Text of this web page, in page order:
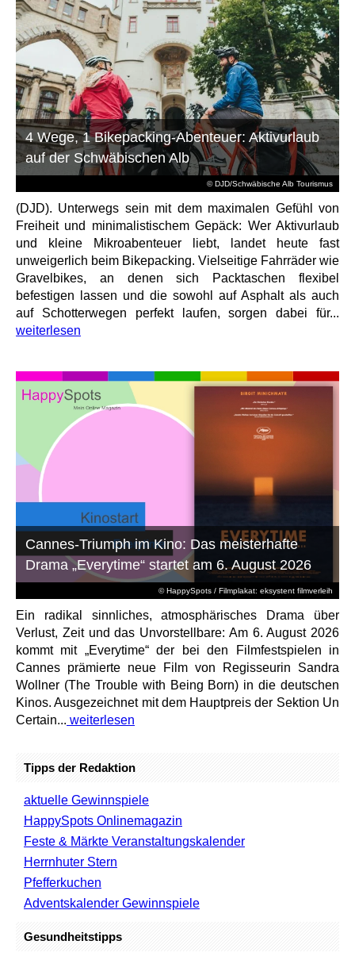
© DJD/Schwäbische Alb Tourismus
4 Wege, 1 Bikepacking-Abenteuer: Aktivurlaub
auf der Schwäbischen Alb
(DJD). Unterwegs sein mit dem maximalen Gefühl von
Freiheit und minimalistischem Gepäck: Wer Aktivurlaub
und kleine Mikroabenteuer liebt, landet heute fast
unweigerlich beim Bikepacking. Vielseitige Fahrräder wie
Gravelbikes, an denen sich Packtaschen flexibel
befestigen lassen und die sowohl auf Asphalt als auch
auf Schotterwegen perfekt laufen, sorgen dabei für...
weiterlesen
© HappySpots / Filmplakat: eksystent filmverleih
Cannes-Triumph im Kino: Das meisterhafte
Drama „Everytime“ startet am 6. August 2026
Ein radikal sinnliches, atmosphärisches Drama über
Verlust, Zeit und das Unvorstellbare: Am 6. August 2026
kommt mit „Everytime“ der bei den Filmfestspielen in
Cannes prämierte neue Film von Regisseurin Sandra
Wollner (The Trouble with Being Born) in die deutschen
Kinos. Ausgezeichnet mit dem Hauptpreis der Sektion Un
Certain... weiterlesen
Tipps der Redaktion
aktuelle Gewinnspiele
HappySpots Onlinemagazin
Feste & Märkte Veranstaltungskalender
Herrnhuter Stern
Pfefferkuchen
Adventskalender Gewinnspiele
Gesundheitstipps